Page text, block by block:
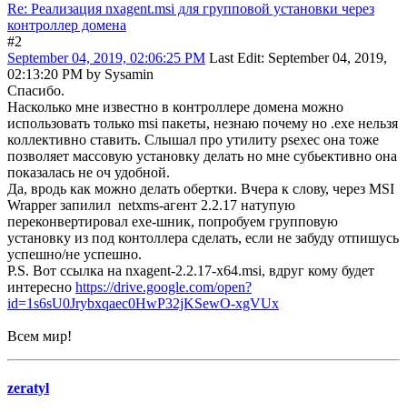
Re: Реализация nxagent.msi для групповой установки через
контроллер домена
#2
September 04, 2019, 02:06:25 PM Last Edit: September 04, 2019,
02:13:20 PM by Sysamin
Спасибо.
Насколько мне известно в контроллере домена можно
использовать только msi пакеты, незнаю почему но .exe нельзя
коллективно ставить. Слышал про утилиту psexec она тоже
позволяет массовую установку делать но мне субьективно она
показалась не оч удобной.
Да, вродь как можно делать обертки. Вчера к слову, через MSI
Wrapper запилил netxms-агент 2.2.17 натупую
переконвертировал exe-шник, попробуем групповую
установку из под контоллера сделать, если не забуду отпишусь
успешно/не успешно.
P.S. Вот ссылка на nxagent-2.2.17-x64.msi, вдруг кому будет
интересно https://drive.google.com/open?
id=1s6sU0Jrybxqaec0HwP32jKSewO-xgVUx
Всем мир!
zeratyl